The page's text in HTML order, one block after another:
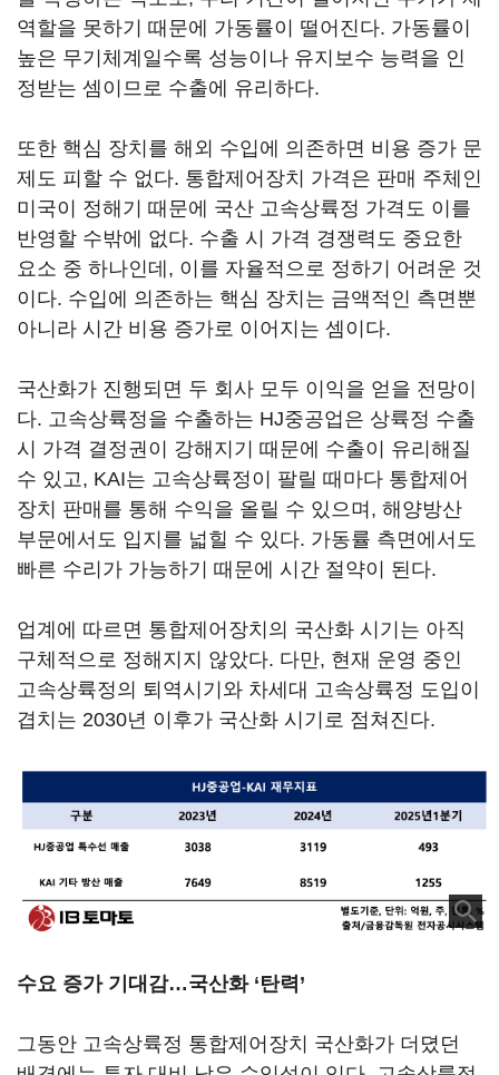
역할을 못하기 때문에 가동률이 떨어진다. 가동률이
높은 무기체계일수록 성능이나 유지보수 능력을 인
정받는 셈이므로 수출에 유리하다.
또한 핵심 장치를 해외 수입에 의존하면 비용 증가 문
제도 피할 수 없다. 통합제어장치 가격은 판매 주체인
미국이 정해기 때문에 국산 고속상륙정 가격도 이를
반영할 수밖에 없다. 수출 시 가격 경쟁력도 중요한
요소 중 하나인데, 이를 자율적으로 정하기 어려운 것
이다. 수입에 의존하는 핵심 장치는 금액적인 측면뿐
아니라 시간 비용 증가로 이어지는 셈이다.
국산화가 진행되면 두 회사 모두 이익을 얻을 전망이
다. 고속상륙정을 수출하는 HJ중공업은 상륙정 수출
시 가격 결정권이 강해지기 때문에 수출이 유리해질
수 있고, KAI는 고속상륙정이 팔릴 때마다 통합제어
장치 판매를 통해 수익을 올릴 수 있으며, 해양방산
부문에서도 입지를 넓힐 수 있다. 가동률 측면에서도
빠른 수리가 가능하기 때문에 시간 절약이 된다.
업계에 따르면 통합제어장치의 국산화 시기는 아직
구체적으로 정해지지 않았다. 다만, 현재 운영 중인
고속상륙정의 퇴역시기와 차세대 고속상륙정 도입이
겹치는 2030년 이후가 국산화 시기로 점쳐진다.
수요 증가 기대감…국산화 ‘탄력’
그동안 고속상륙정 통합제어장치 국산화가 더뎠던